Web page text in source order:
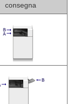
consegna